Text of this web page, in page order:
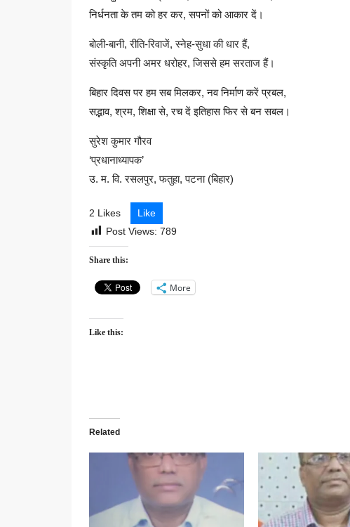
निर्धनता के तम को हर कर, सपनों को आकार दें।
बोली-बानी, रीति-रिवाजें, स्नेह-सुधा की धार हैं,
संस्कृति अपनी अमर धरोहर, जिससे हम सरताज हैं।
बिहार दिवस पर हम सब मिलकर, नव निर्माण करें प्रबल,
सद्भाव, श्रम, शिक्षा से, रच दें इतिहास फिर से बन सबल।
सुरेश कुमार गौरव
‘प्रधानाध्यापक’
उ. म. वि. रसलपुर, फतुहा, पटना (बिहार)
2 Likes
Like
Post Views: 789
Share this:
More
Like this:
Related